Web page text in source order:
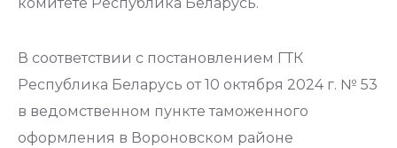
комитете Республика Беларусь.
В соответствии с постановлением ГТК
Республика Беларусь от 10 октября 2024 г. № 53
в ведомственном пункте таможенного
оформления в Вороновском районе